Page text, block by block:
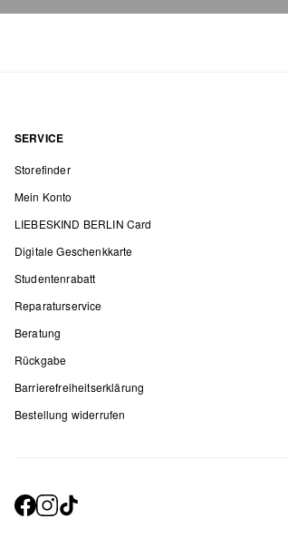
SERVICE
Storefinder
Mein Konto
LIEBESKIND BERLIN Card
Digitale Geschenkkarte
Studentenrabatt
Reparaturservice
Beratung
Rückgabe
Barrierefreiheitserklärung
Bestellung widerrufen